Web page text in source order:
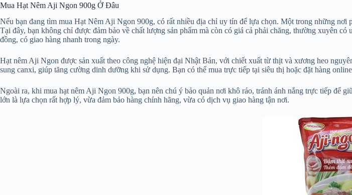
Mua Hạt Nêm Aji Ngon 900g Ở Đâu
Nếu bạn đang tìm mua Hạt Nêm Aji Ngon 900g, có rất nhiều địa chỉ uy tín để lựa chọn. Một trong những
Tại đây, bạn không chỉ được đảm bảo về chất lượng sản phẩm mà còn có giá cả phải chăng, thường xuyên
đồng, có giao hàng nhanh trong ngày.
Hạt nêm Aji Ngon được sản xuất theo công nghệ hiện đại Nhật Bản, với chiết xuất từ thịt và xương heo
sung canxi, giúp tăng cường dinh dưỡng khi sử dụng. Bạn có thể mua trực tiếp tại siêu thị hoặc đặt hàng
Ngoài ra, khi mua hạt nêm Aji Ngon 900g, bạn nên chú ý bảo quản nơi khô ráo, tránh ánh nắng trực tiếp để
lớn là lựa chọn rất hợp lý, vừa đảm bảo hàng chính hãng, vừa có dịch vụ giao hàng tận nơi.